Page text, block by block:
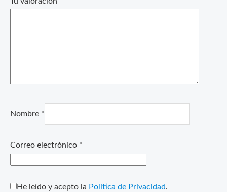
Nombre *
Correo electrónico *
He leído y acepto la Política de Privacidad .